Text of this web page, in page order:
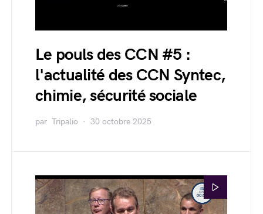
Le pouls des CCN #5 :
l'actualité des CCN Syntec,
chimie, sécurité sociale
par Tripalio 30 octobre 2025